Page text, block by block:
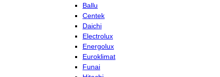
Ballu
Centek
Daichi
Electrolux
Energolux
Euroklimat
Funai